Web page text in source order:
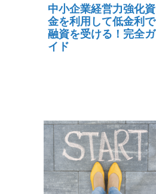
中小企業経営力強化資
金を利用して低金利で
融資を受ける！完全ガ
イド